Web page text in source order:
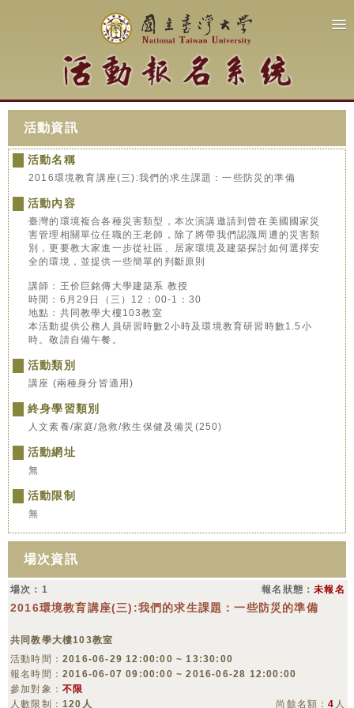
活動資訊
活動名稱
2016環境教育講座(三):我們的求生課題：一些防災的準備
活動內容
臺灣的環境複合各種災害類型，本次演講邀請到曾在美國國家災
害管理相關單位任職的王老師，除了將帶我們認識周遭的災害類
別，更要教大家進一步從社區、居家環境及建築探討如何選擇安
全的環境，並提供一些簡單的判斷原則
講師：王价巨銘傳大學建築系 教授
時間：6月29日（三）12：00-1：30
地點：共同教學大樓103教室
本活動提供公務人員研習時數2小時及環境教育研習時數1.5小
時。敬請自備午餐。
活動類別
講座 (兩種身分皆適用)
終身學習類別
人文素養/家庭/急救/救生保健及備災(250)
活動網址
無
活動限制
無
場次資訊
場次：1 報名狀態：未報名
2016環境教育講座(三):我們的求生課題：一些防災的準備
共同教學大樓103教室
活動時間： 2016-06-29 12:00:00 ~ 13:30:00
報名時間： 2016-06-07 09:00:00 ~ 2016-06-28 12:00:00
參加對象： 不限
人數限制： 120人 尚餘名額：4 人